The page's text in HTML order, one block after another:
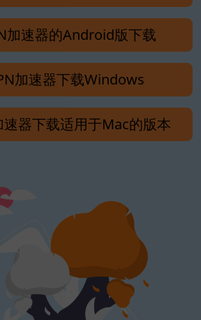
加速器的Android版下载
加速器下载Windows
速器下载适用于Mac的版本